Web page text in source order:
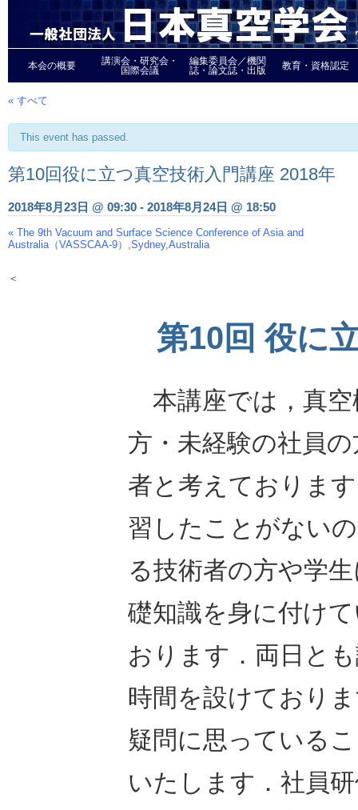
本会の概要
講演会・研究会・
国際会議
編集委員会／機関
誌・論文誌・出版
教育・資格認定
« すべて
This event has passed.
第10回役に立つ真空技術入門講座 2018年
2018年8月23日 @ 09:30 - 2018年8月24日 @ 18:50
Event
Navigation
« The 9th Vacuum and Surface Science Conference of Asia and
Australia（VASSCAA-9）,Sydney,Australia
＜
第10回 役に
本講座では，真空
方・未経験の社員
者と考えておりま
習したことがない
る技術者の方や学
礎知識を身に付け
おります．両日と
時間を設けており
疑問に思っている
いたします．社員